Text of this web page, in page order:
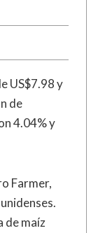
US$7.98 y
de
4.04% y
Farmer,
de maíz